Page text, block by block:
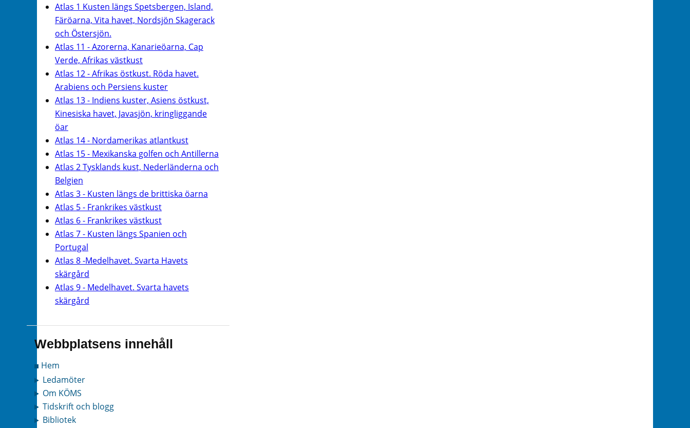
Atlas 1 Kusten längs Spetsbergen, Island,
Färöarna, Vita havet, Nordsjön Skagerack
och Östersjön.
Atlas 11 - Azorerna, Kanarieöarna, Cap
Verde, Afrikas västkust
Atlas 12 - Afrikas östkust. Röda havet.
Arabiens och Persiens kuster
Atlas 13 - Indiens kuster, Asiens östkust,
Kinesiska havet, Javasjön, kringliggande
öar
Atlas 14 - Nordamerikas atlantkust
Atlas 15 - Mexikanska golfen och Antillerna
Atlas 2 Tysklands kust, Nederländerna och
Belgien
Atlas 3 - Kusten längs de brittiska öarna
Atlas 5 - Frankrikes västkust
Atlas 6 - Frankrikes västkust
Atlas 7 - Kusten längs Spanien och
Portugal
Atlas 8 -Medelhavet. Svarta Havets
skärgård
Atlas 9 - Medelhavet. Svarta havets
skärgård
Webbplatsens innehåll
Hem
Ledamöter
Om KÖMS
Tidskrift och blogg
Bibliotek